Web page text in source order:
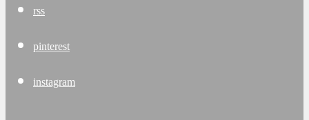
rss
pinterest
instagram